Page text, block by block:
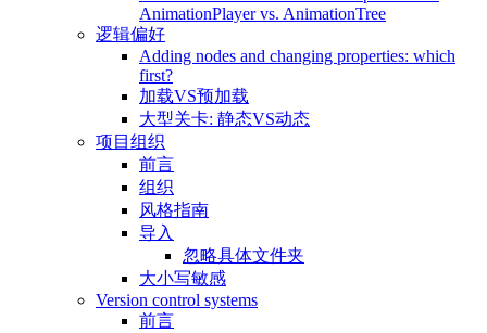
AnimationPlayer vs. AnimationTree
逻辑偏好
Adding nodes and changing properties: which
first?
加载VS预加载
大型关卡: 静态VS动态
项目组织
前言
组织
风格指南
导入
忽略具体文件夹
大小写敏感
Version control systems
前言